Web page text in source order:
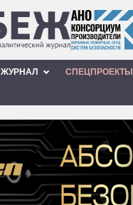
ЖУРНАЛ СПЕЦПРОЕКТЫ